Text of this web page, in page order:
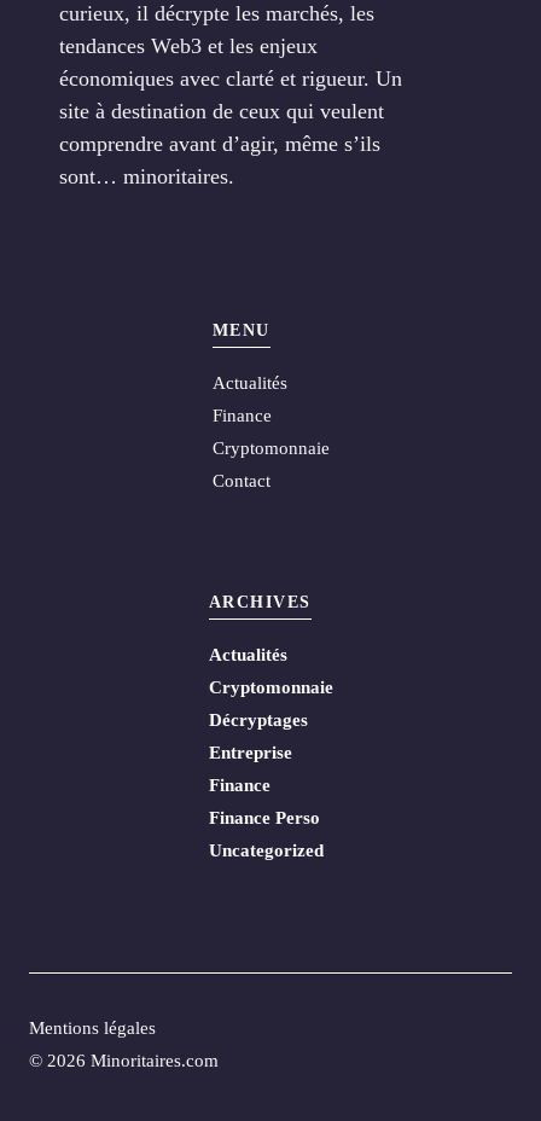
curieux, il décrypte les marchés, les
tendances Web3 et les enjeux
économiques avec clarté et rigueur. Un
site à destination de ceux qui veulent
comprendre avant d’agir, même s’ils
sont… minoritaires.
MENU
Actualités
Finance
Cryptomonnaie
Contact
ARCHIVES
Actualités
Cryptomonnaie
Décryptages
Entreprise
Finance
Finance Perso
Uncategorized
© 2026 Minoritaires.com
Mentions légales